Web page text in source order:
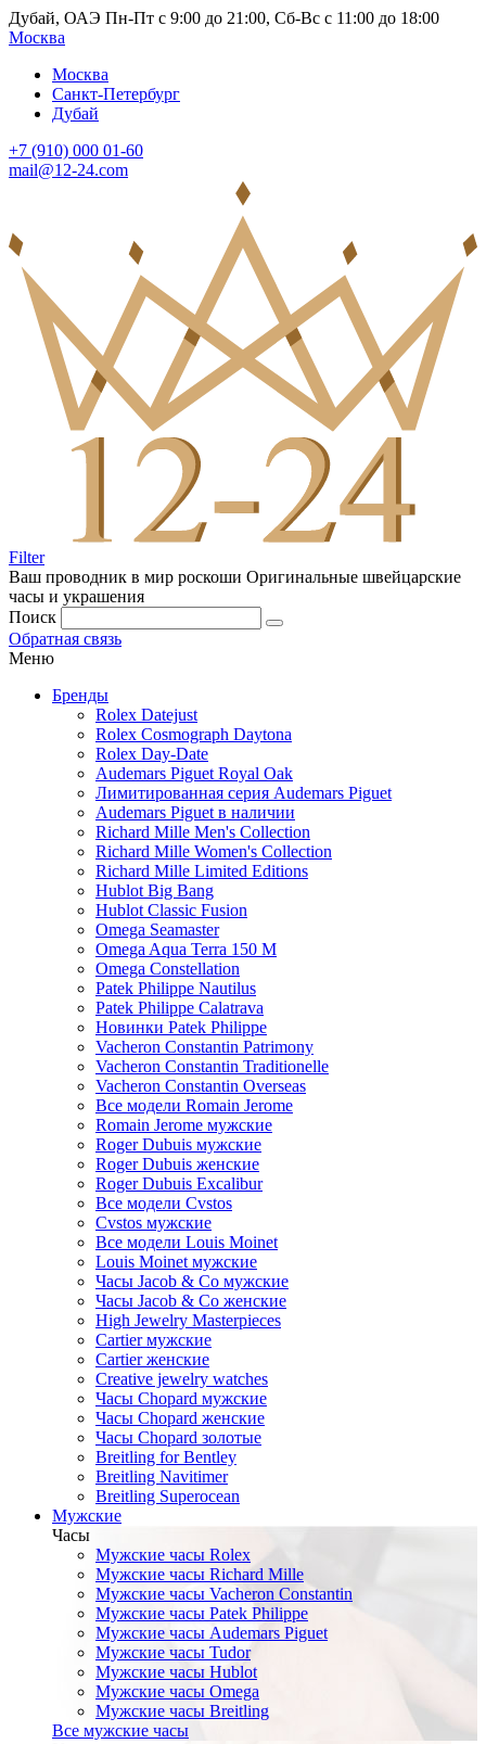
Дубай, ОАЭ Пн-Пт с 9:00 до 21:00, Сб-Вс с 11:00 до 18:00
Москва
Москва
Санкт-Петербург
Дубай
+7 (910) 000 01-60
mail@12-24.com
Filter
Ваш проводник в мир роскоши Оригинальные швейцарские
часы и украшения
Поиск
Обратная связь
Меню
Бренды
Rolex Datejust
Rolex Cosmograph Daytona
Rolex Day-Date
Audemars Piguet Royal Oak
Лимитированная серия Audemars Piguet
Audemars Piguet в наличии
Richard Mille Men's Collection
Richard Mille Women's Collection
Richard Mille Limited Editions
Hublot Big Bang
Hublot Classic Fusion
Omega Seamaster
Omega Aqua Terra 150 M
Omega Constellation
Patek Philippe Nautilus
Patek Philippe Calatrava
Новинки Patek Philippe
Vacheron Constantin Patrimony
Vacheron Constantin Traditionelle
Vacheron Constantin Overseas
Все модели Romain Jerome
Romain Jerome мужские
Roger Dubuis мужские
Roger Dubuis женские
Roger Dubuis Excalibur
Все модели Cvstos
Cvstos мужские
Все модели Louis Moinet
Louis Moinet мужские
Часы Jacob & Co мужские
Часы Jacob & Co женские
High Jewelry Masterpieces
Cartier мужские
Cartier женские
Creative jewelry watches
Часы Chopard мужские
Часы Сhopard женские
Часы Сhopard золотые
Breitling for Bentley
Breitling Navitimer
Breitling Superocean
Мужские
Часы
Мужские часы Rolex
Мужские часы Richard Mille
Мужские часы Vacheron Constantin
Мужские часы Patek Philippe
Мужские часы Audemars Piguet
Мужские часы Tudor
Мужские часы Hublot
Мужские часы Omega
Мужские часы Breitling
Все мужские часы